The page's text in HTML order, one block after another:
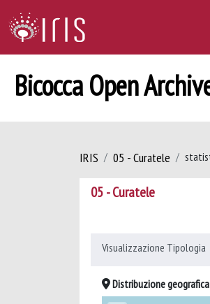
Bicocca Open
IRIS 05 - Curatele
05 - Curatele
Visualizzazione Tipologia
Distribuzione geografica